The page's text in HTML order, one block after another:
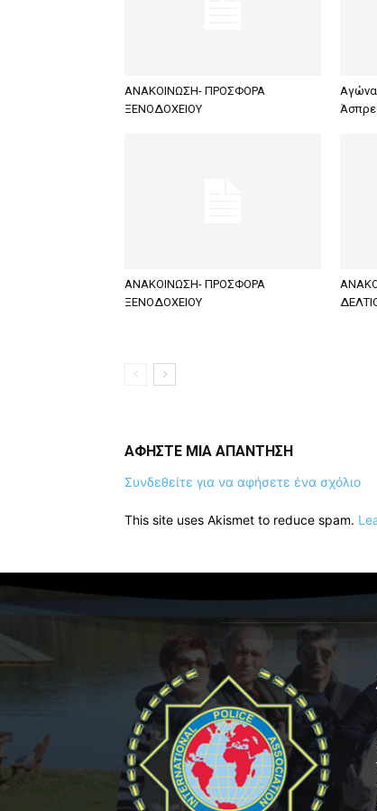
ΑΝΑΚΟΙΝΩΣΗ- ΠΡΟΣΦΟΡΑ
ΞΕΝΟΔΟΧΕΙΟΥ
ΑΝΑΚΟΙΝΩΣΗ- ΠΡΟΣΦΟΡΑ
ΞΕΝΟΔΟΧΕΙΟΥ
ΑΦΗΣΤΕ ΜΙΑ ΑΠΑΝΤΗΣΗ
Συνδεθείτε για να αφήσετε ένα σχόλιο
This site uses Akismet to reduce spam.